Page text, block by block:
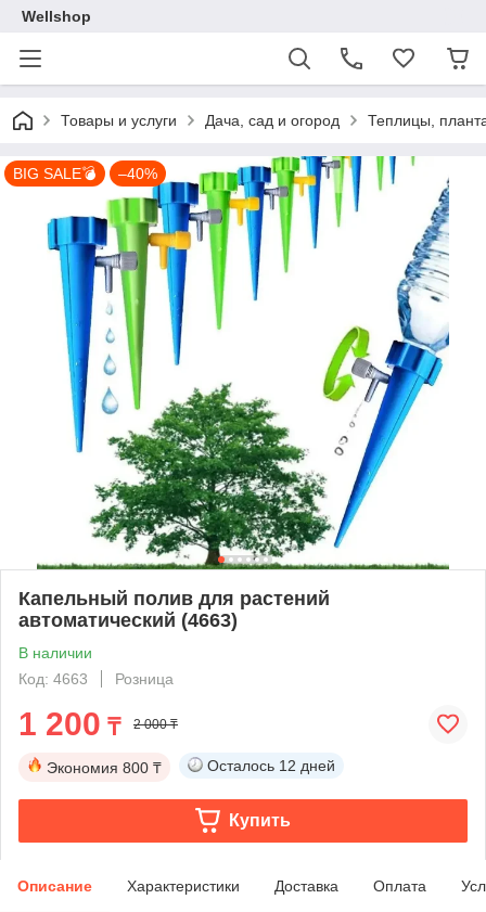
Wellshop
Товары и услуги Дача, сад и огород Теплицы,
BIG SALE💣 –40%
Капельный полив для растений
автоматический (4663)
В наличии
Код: 4663
Розница
1 200 ₸ 2 000 ₸
Экономия 800 ₸ Осталось 12 дней
Купить
Описание Характеристики Доставка Оплата